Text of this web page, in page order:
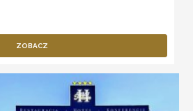
ZOBACZ